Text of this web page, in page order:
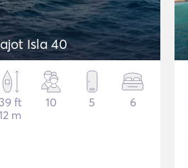
Isla 40
ft
m
10 5 6